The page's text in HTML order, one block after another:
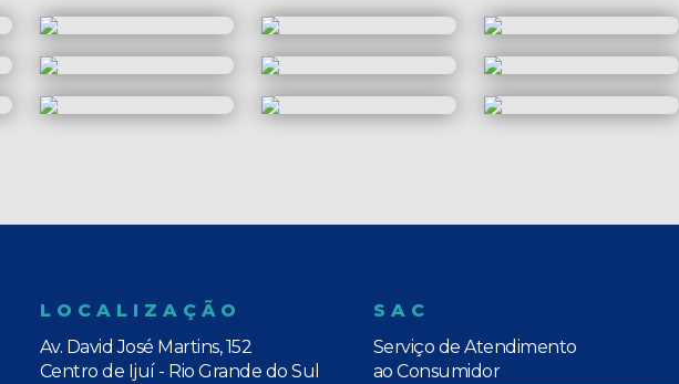
LOCALIZAÇÃO
Av. David José Martins, 152
Centro de Ijuí - Rio Grande do Sul
SAC
Serviço de Atendimento
ao Consumidor